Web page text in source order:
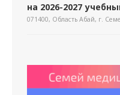
на 2026-2027
071400, Область Абай, г.